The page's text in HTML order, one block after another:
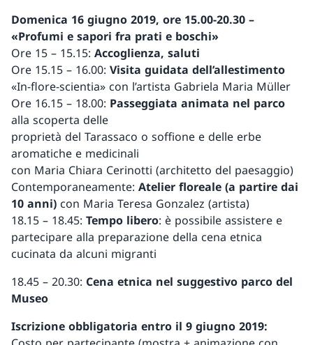
Domenica 16 giugno 2019, ore 15.00-20.30 –
«Profumi e sapori fra prati e boschi»
Ore 15 – 15.15: Accoglienza, saluti
Ore 15.15 – 16.00: Visita guidata dell’allestimento
«In-flore-scientia» con l’artista Gabriela Maria Müller
Ore 16.15 – 18.00: Passeggiata animata nel parco
alla scoperta delle
proprietà del Tarassaco o soffione e delle erbe
aromatiche e medicinali
con Maria Chiara Cerinotti (architetto del paesaggio)
Contemporaneamente: Atelier floreale (a partire dai
10 anni) con Maria Teresa Gonzalez (artista)
18.15 – 18.45: Tempo libero: è possibile assistere e
partecipare alla preparazione della cena etnica
cucinata da alcuni migranti
18.45 – 20.30: Cena etnica nel suggestivo parco del
Museo
Iscrizione obbligatoria entro il 9 giugno 2019: